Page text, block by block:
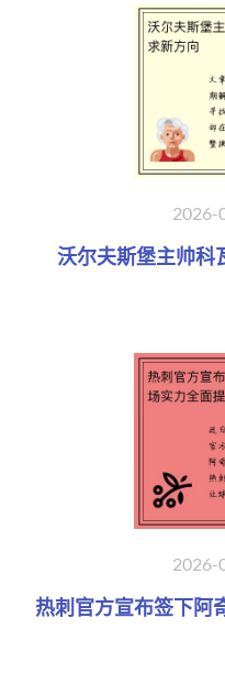
2026-
沃尔夫斯堡主帅科
2026-
热刺官方宣布签下阿